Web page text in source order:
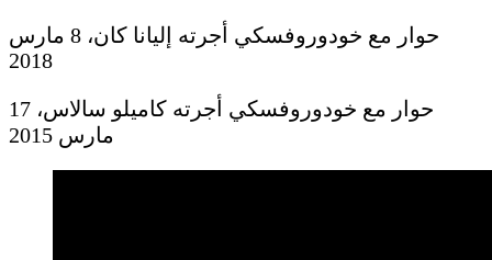
حوار مع خودوروفسكي أجرته إليانا كان، 8 مارس
2018
حوار مع خودوروفسكي أجرته كاميلو سالاس، 17
مارس 2015